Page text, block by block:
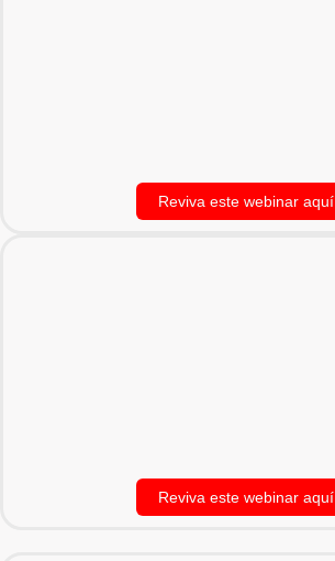
Reviva este webinar aquí
Reviva este webinar aquí